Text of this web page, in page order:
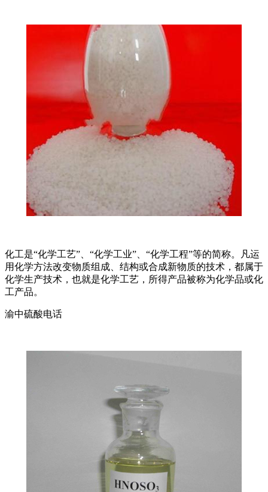
化工是“化学工艺”、“化学工业”、“化学工程”等的简称。凡运
用化学方法改变物质组成、结构或合成新物质的技术，都属于
化学生产技术，也就是化学工艺，所得产品被称为化学品或化
工产品。
渝中硫酸电话